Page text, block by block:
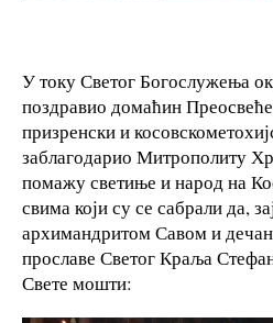
У току Светог Богослужења
поздравио домаћин
призренски и
заблагодарио Митрополиту
помажу светиње и народ на
свима који су се сабрали да,
архимандритом Савом и
прославе Светог Краља
Свете мошти: